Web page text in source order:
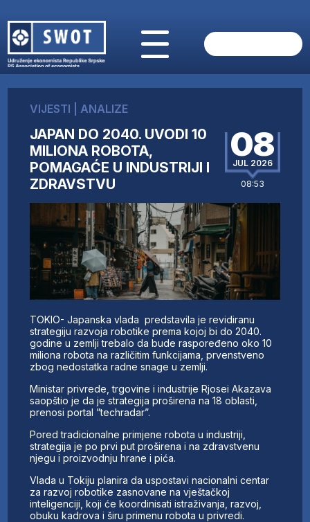
O NAMA
AKTUELNO
ANALIZE
KOMPANIJE
FINANSIJE
IZ STRANIH MEDIJA
AKTIVNOSTI
SWOT INTERVJU
UČLANI SE
KONTAKT
VIJESTI ANALIZE
JAPAN DO 2040. UVODI 10
MILIONA ROBOTA,
POMAGAĆE U INDUSTRIJI I
ZDRAVSTVU
08
JUL 2026
08:53
TOKIO- Japanska vlada predstavila je revidiranu
strategiju razvoja robotike prema kojoj bi do 2040.
godine u zemlji trebalo da bude raspoređeno oko 10
miliona robota na različitim funkcijama, prvenstveno
zbog nedostatka radne snage u zemlji.
Ministar privrede, trgovine i industrije Rjosei Akazava
saopštio je da je strategija proširena na 18 oblasti,
prenosi portal ”techradar”.
Pored tradicionalne primjene robota u industriji,
strategija je po prvi put proširena i na zdravstvenu
njegu i proizvodnju hrane i pića.
Vlada u Tokiju planira da uspostavi nacionalni centar
za razvoj robotike zasnovane na vještačkoj
inteligenciji, koji će koordinisati istraživanja, razvoj,
obuku kadrova i širu primenu robota u privredi.